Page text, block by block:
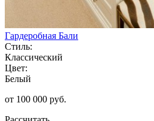
Гардеробная Бали
Стиль:
Классический
Цвет:
Белый
от 100 000 руб.